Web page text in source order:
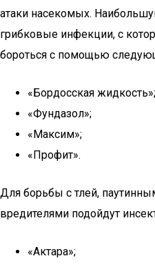
атаки насекомых.
грибковые инфекции, с
бороться с помощью
«Бордосская жидкость»;
«Фундазол»;
«Максим»;
«Профит».
Для борьбы с тлей,
вредителями подойдут
«Актара»;